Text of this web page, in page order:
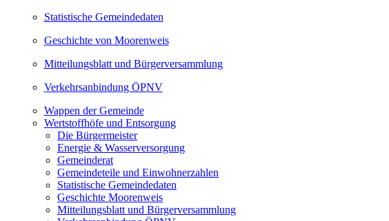
Statistische Gemeindedaten
Geschichte von Moorenweis
Mitteilungsblatt und Bürgerversammlung
Verkehrsanbindung ÖPNV
Wappen der Gemeinde
Wertstoffhöfe und Entsorgung
Die Bürgermeister
Energie & Wasserversorgung
Gemeinderat
Gemeindeteile und Einwohnerzahlen
Statistische Gemeindedaten
Geschichte Moorenweis
Mitteilungsblatt und Bürgerversammlung